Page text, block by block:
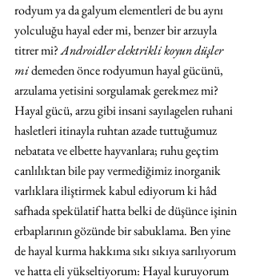
rodyum ya da galyum elementleri de bu aynı
yolculuğu hayal eder mi, benzer bir arzuyla
titrer mi? Androidler elektrikli koyun düşler
mi demeden önce rodyumun hayal gücünü,
arzulama yetisini sorgulamak gerekmez mi?
Hayal gücü, arzu gibi insani sayılagelen ruhani
hasletleri itinayla ruhtan azade tuttuğumuz
nebatata ve elbette hayvanlara; ruhu geçtim
canlılıktan bile pay vermediğimiz inorganik
varlıklara iliştirmek kabul ediyorum ki hâd
safhada spekülatif hatta belki de düşünce işinin
erbaplarının gözünde bir sabuklama. Ben yine
de hayal kurma hakkıma sıkı sıkıya sarılıyorum
ve hatta eli yükseltiyorum: Hayal kuruyorum